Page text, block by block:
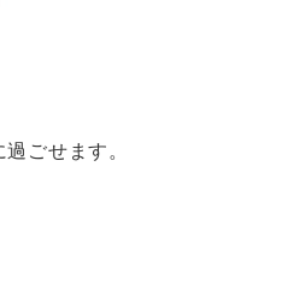
ごせます。